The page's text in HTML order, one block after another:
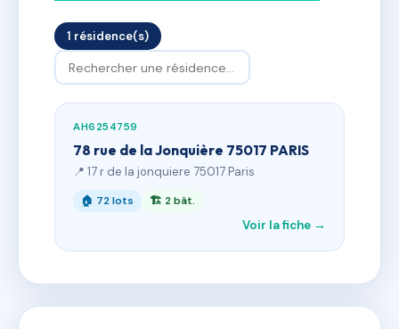
1 résidence(s)
AH6254759
78 rue de la Jonquière 75017 PARIS
📍 17 r de la jonquiere 75017 Paris
🏠 72 lots 🏗 2 bât.
Voir la fiche →